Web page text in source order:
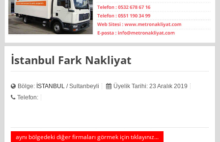
İstanbul Fark Nakliyat
Bölge: İSTANBUL / Sultanbeyli
Üyelik Tarihi: 23 Aralık 2019
Telefon:
aynı bölgedeki diğer firmaları görmek için tıklayınız...